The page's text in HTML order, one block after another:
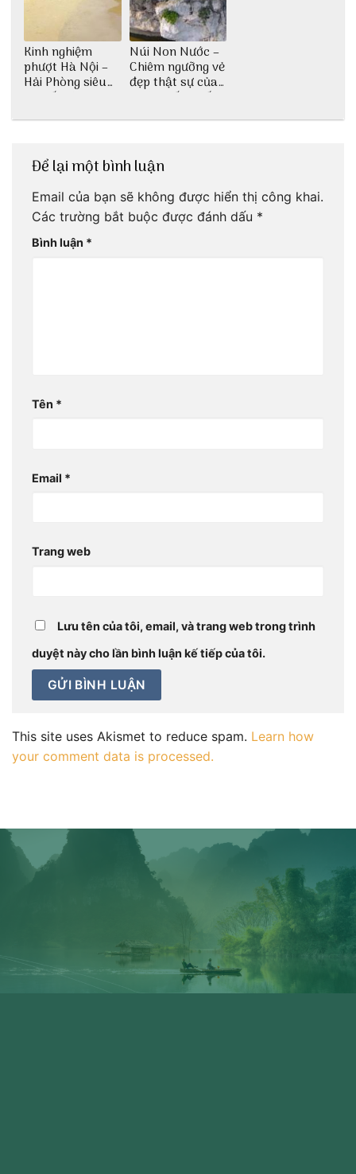
Kinh nghiệm
phượt Hà Nội –
Hải Phòng siêu
chi tiết dành cho
Núi Non Nước –
Chiêm ngưỡng vẻ
đẹp thật sự của
di tích cấp quốc
Để lại một bình luận
Email của bạn sẽ không được hiển thị công khai.
Các trường bắt buộc được đánh dấu *
Bình luận *
Tên *
Email *
Trang web
Lưu tên của tôi, email, và trang web trong trình
duyệt này cho lần bình luận kế tiếp của tôi.
This site uses Akismet to reduce spam. Learn how
your comment data is processed.